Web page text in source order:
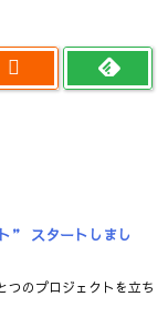

” スタートしまし
つのプロジェクトを立ち